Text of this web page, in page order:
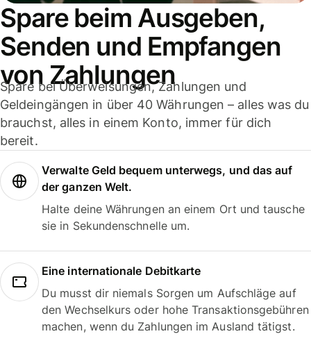
Spare beim Ausgeben,
Senden und Empfangen
von Zahlungen
Spare bei Überweisungen, Zahlungen und
Geldeingängen in über 40 Währungen – alles was du
brauchst, alles in einem Konto, immer für dich
bereit.
Verwalte Geld bequem unterwegs, und das auf
der ganzen Welt.
Halte deine Währungen an einem Ort und tausche
sie in Sekundenschnelle um.
Eine internationale Debitkarte
Du musst dir niemals Sorgen um Aufschläge auf
den Wechselkurs oder hohe Transaktionsgebühren
machen, wenn du Zahlungen im Ausland tätigst.